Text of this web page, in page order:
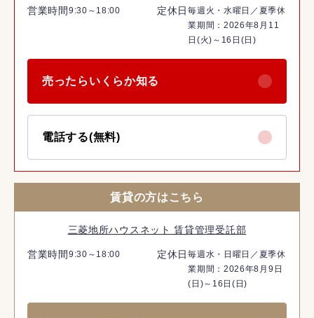
営業時間 9:30～18:00 定休日毎週火・水曜日／夏季休
業期間：2026年8月11
日(火)～16日(日)
売ったらいくらか知る
電話する(無料)
賃貸の方はこちら
三菱地所ハウスネット 賃貸管理受託部
営業時間 9:30～18:00 定休日毎週水・日曜日／夏季休
業期間：2026年8月9日
(日)～16日(日)